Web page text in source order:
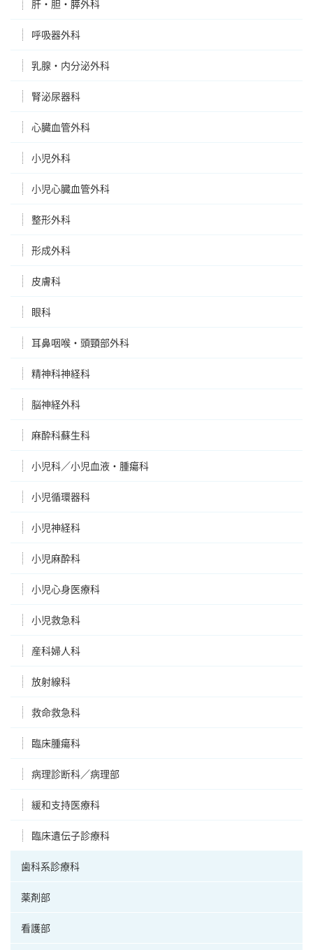
肝・胆・膵外科
呼吸器外科
乳腺・内分泌外科
腎泌尿器科
心臓血管外科
小児外科
小児心臓血管外科
整形外科
形成外科
皮膚科
眼科
耳鼻咽喉・頭頸部外科
精神科神経科
脳神経外科
麻酔科蘇生科
小児科／小児血液・腫瘍科
小児循環器科
小児神経科
小児麻酔科
小児心身医療科
小児救急科
産科婦人科
放射線科
救命救急科
臨床腫瘍科
病理診断科／病理部
緩和支持医療科
臨床遺伝子診療科
歯科系診療科
薬剤部
看護部